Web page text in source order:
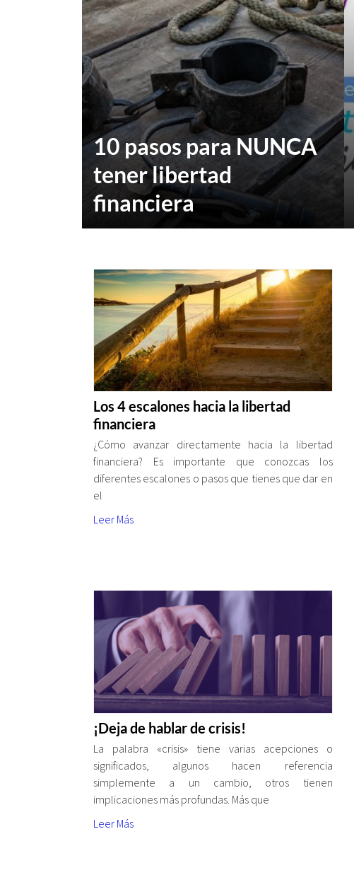
10 pasos para NUNCA
tener libertad
financiera
Los 4 escalones hacia la libertad
financiera
¿Cómo avanzar directamente hacia la libertad
financiera? Es importante que conozcas los
diferentes escalones o pasos que tienes que dar en
el
Leer Más
¡Deja de hablar de crisis!
La palabra «crisis» tiene varias acepciones o
significados, algunos hacen referencia
simplemente a un cambio, otros tienen
implicaciones más profundas. Más que
Leer Más